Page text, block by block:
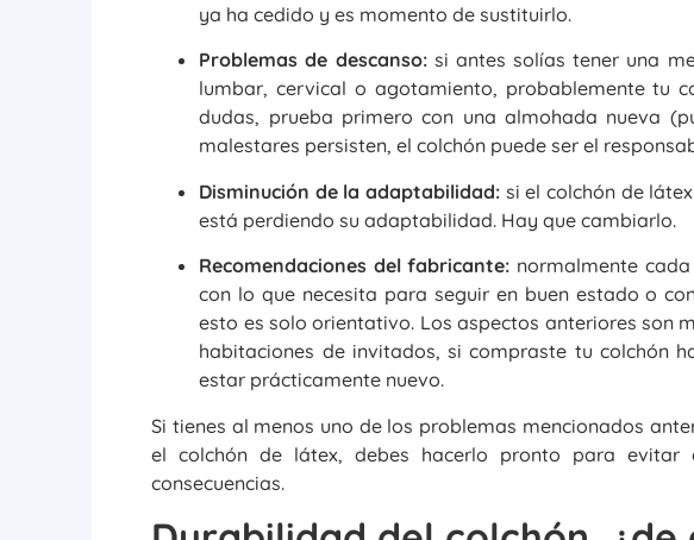
ya ha cedido y es momento de sustituirlo.
Problemas de descanso:si antes solías tener una
lumbar, cervical o agotamiento, probablemente tu
dudas, prueba primero con una almohada nueva
malestares persisten, el colchón puede ser el
Disminución de la adaptabilidad: si el colchón de
está perdiendo su adaptabilidad. Hay que cambiarlo.
Recomendaciones del fabricante: normalmente
con lo que necesita para seguir en buen estado o
esto es solo orientativo. Los aspectos anteriores son
habitaciones de invitados, si compraste tu colchón
estar prácticamente nuevo.
Si tienes al menos uno de los problemas mencionados
el colchón de látex, debes hacerlo pronto para
consecuencias.